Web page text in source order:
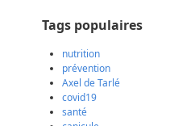
Tags populaires
nutrition
prévention
Axel de Tarlé
covid19
santé